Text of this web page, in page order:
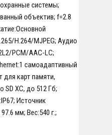
системы;
объектив; f=2.8
H.264/MJPEG; Аудио
PCM/AAC-LC;
самоадаптивный
для карт памяти,
SD XC, до 512 Гб;
Источник
мм; Вес:540 г.;